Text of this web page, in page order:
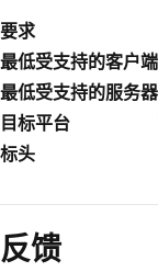
要求
最低受支持的客户端
最低受支持的服务器
目标平台
标头
读
模
反馈